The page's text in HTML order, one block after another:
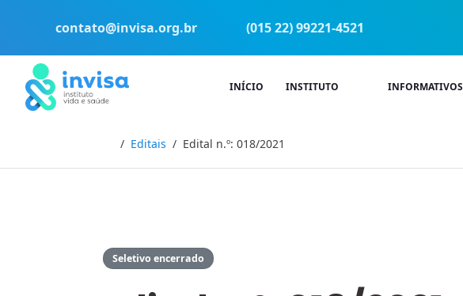
contato@invisa.org.br (015 22) 99221-4521
INÍCIO INSTITUTO INFORMATIVOS
InícioEditais Edital n.º: 018/2021
Seletivo encerrado